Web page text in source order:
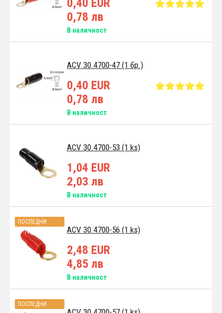
0,40 EUR
0,78 лв
В наличност
ACV 30.4700-47 (1 бр.)
0,40 EUR
0,78 лв
В наличност
ACV 30.4700-53 (1 ks)
1,04 EUR
2,03 лв
В наличност
ACV 30.4700-56 (1 ks)
ПОСЛЕДНИ
АРТИКУЛИ
2,48 EUR
4,85 лв
В наличност
ПОСЛЕДНИ